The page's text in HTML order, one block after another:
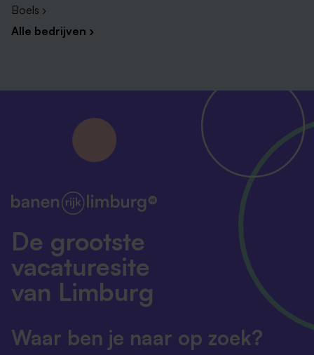
Boels ›
Alle bedrijven ›
De grootste
vacaturesite
van Limburg
Waar ben je naar op zoek?